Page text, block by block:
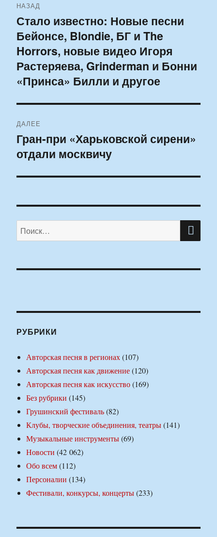
по
записям
НАЗАД
Предыдущая
запись:
Стало известно: Новые песни
Бейонсе, Blondie, БГ и The
Horrors, новые видео Игоря
Растеряева, Grinderman и Бонни
«Принса» Билли и другое
ДАЛЕЕ
Следующая
запись:
Гран-при «Харьковской сирени»
отдали москвичу
Искать:
РУБРИКИ
Авторская песня в регионах(107)
Авторская песня как движение(120)
Авторская песня как искусство(169)
Без рубрики (145)
Грушинский фестиваль(82)
Клубы, творческие объединения, театры(141)
Музыкальные инструменты(69)
Новости (42 062)
Обо всем(112)
Персоналии (134)
Фестивали, конкурсы, концерты(233)